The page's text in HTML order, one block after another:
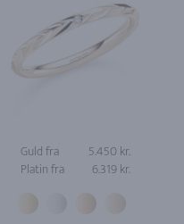
Guld fra
5.450 kr.
Platin fra
6.319 kr.